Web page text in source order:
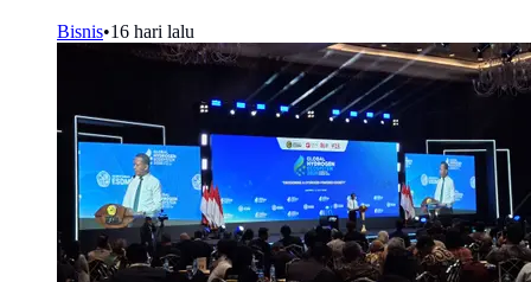
Bisnis•16 hari lalu